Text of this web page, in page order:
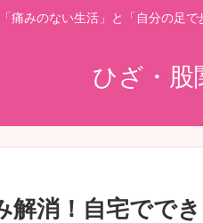
「痛みのない生活」と「自分の足
ひざ・股
解消！自宅でで